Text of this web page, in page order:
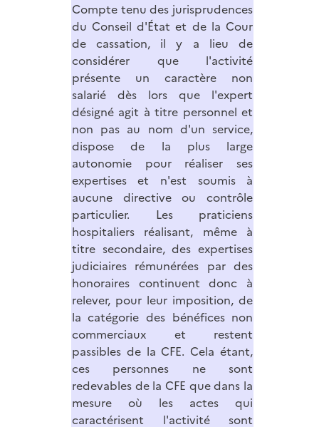
Compte tenu des jurisprudences
du Conseil d'État et de la Cour
de cassation, il y a lieu de
considérer que l'activité
présente un caractère non
salarié dès lors que l'expert
désigné agit à titre personnel et
non pas au nom d'un service,
dispose de la plus large
autonomie pour réaliser ses
expertises et n'est soumis à
aucune directive ou contrôle
particulier. Les praticiens
hospitaliers réalisant, même à
titre secondaire, des expertises
judiciaires rémunérées par des
honoraires continuent donc à
relever, pour leur imposition, de
la catégorie des bénéfices non
commerciaux et restent
passibles de la CFE. Cela étant,
ces personnes ne sont
redevables de la CFE que dans la
mesure où les actes qui
caractérisent l'activité sont